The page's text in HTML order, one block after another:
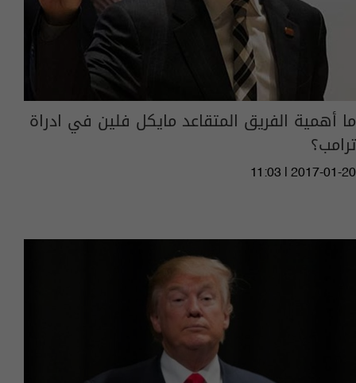
ما أهمية الفريق المتقاعد مايكل فلين في ادراة
ترامب؟
11:03 | 2017-01-20